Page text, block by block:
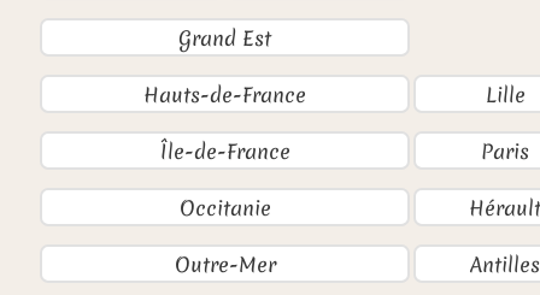
Grand Est
Hauts-de-France Lille
Île-de-France Paris
Occitanie Hérault
Outre-Mer Antilles